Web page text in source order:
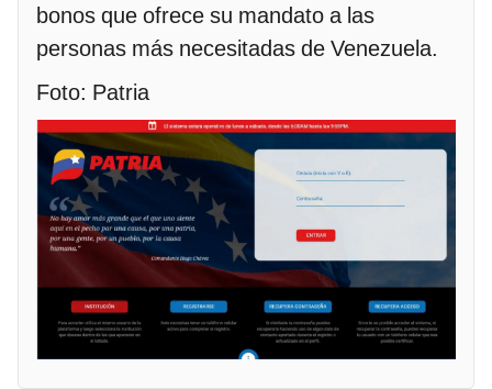
bonos que ofrece su mandato a las
personas más necesitadas de Venezuela.
Foto: Patria